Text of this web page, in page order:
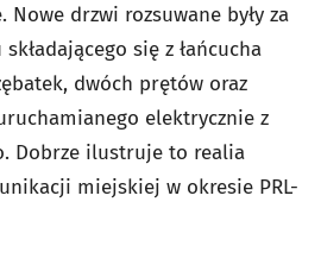
drzwi rozsuwane były za
się z łańcucha
dwóch prętów oraz
elektrycznie z
Dobrze ilustruje to realia
miejskiej w okresie PRL-